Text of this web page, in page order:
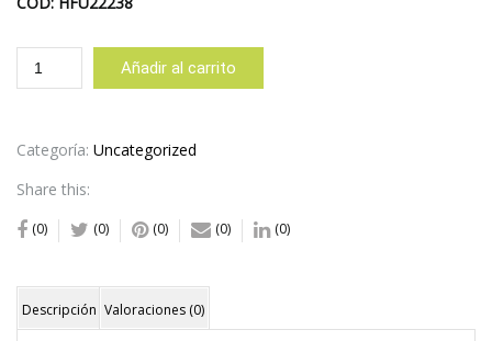
FUENTE
OVAL
CURVO
Añadir al carrito
Categoría: Uncategorized
Share this:
(0) (0) (0) (0) (0)
Descripción Valoraciones (0)